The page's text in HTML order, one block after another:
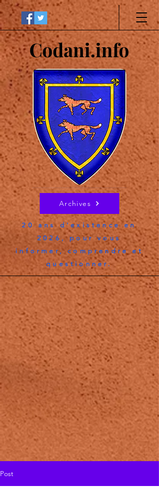
Codani.info
20 ans d'existence en
2026, pour vous
informer, comprendre et
questionner.
Archives
Post